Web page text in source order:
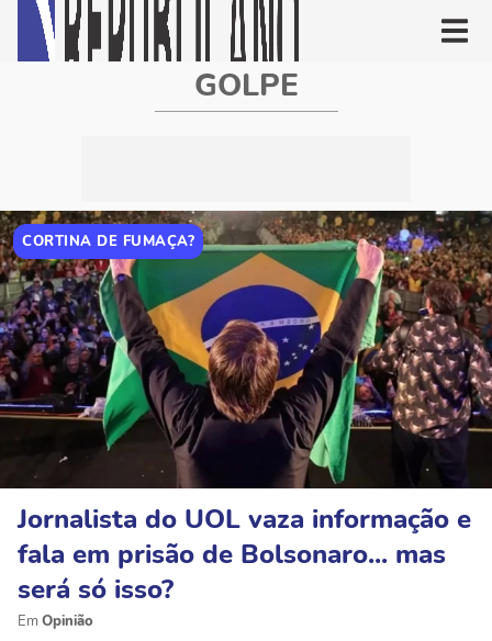
GOLPE
CORTINA DE FUMAÇA?
Jornalista do UOL vaza informação e
fala em prisão de Bolsonaro... mas
será só isso?
Opinião